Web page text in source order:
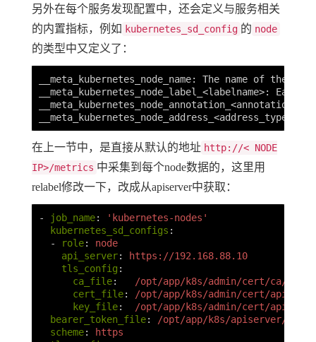
另外在每个服务发现配置中，还会定义与服务相关
的内置指标，例如 kubernetes_sd_config 的 node
的类型中又定义了：
__meta_kubernetes_node_name: The name of the
__meta_kubernetes_node_label_<labelname>:
在上一节中，是直接从默认的地址 http://< NODE
IP>/metrics 中采集到每个node数据的，这里用
relabel修改一下，改成从apiserver中获取：
- job_name: ' kubernetes-nodes'
kubernetes_sd_configs :
-
role:
node
api_server:
https://192.168.88.10
tls_config :
ca_file:
/opt/app/k8s/admin/cert/ca/
cert_file:
/opt/app/k8s/admin/cert/
key_file:
/opt/app/k8s/admin/cert/
bearer_token_file:
/opt/app/k8s/apiserver/cert/
scheme:
https